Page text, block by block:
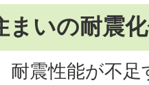
まいの耐震
耐震性能が不